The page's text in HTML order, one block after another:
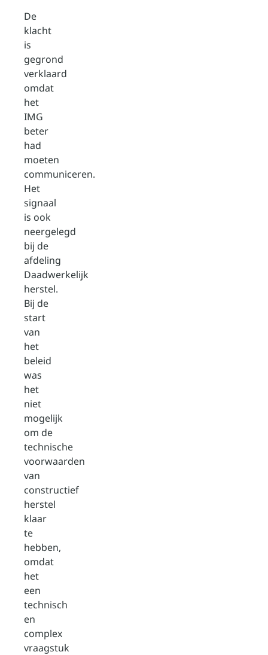
De
klacht
is
gegrond
verklaard
omdat
het
IMG
beter
had
moeten
communiceren.
Het
signaal
is ook
neergelegd
bij de
afdeling
Daadwerkelijk
herstel.
Bij de
start
van
het
beleid
was
het
niet
mogelijk
om de
technische
voorwaarden
van
constructief
herstel
klaar
te
hebben,
omdat
het
een
technisch
en
complex
vraagstuk